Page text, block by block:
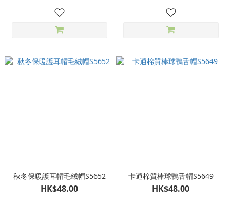
秋冬保暖護耳帽毛絨帽S5652
HK$48.00
卡通棉質棒球鴨舌帽S5649
HK$48.00